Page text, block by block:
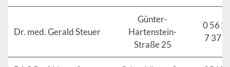
Dr. med. Gerald Steuer
Günter-
Hartenstein-
Straße 25
0 56
7 37